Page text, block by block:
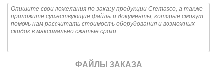
ФАЙЛЫ ЗАКАЗА